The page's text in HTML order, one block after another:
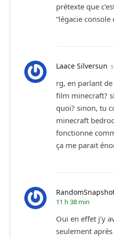
prétexte que
“légacie console
Laace Silversun
rg, en parlant
film minecraft?
quoi? sinon, tu
minecraft
fonctionne
ça me parait
11 h 38 min
Oui en effet j’y
seulement